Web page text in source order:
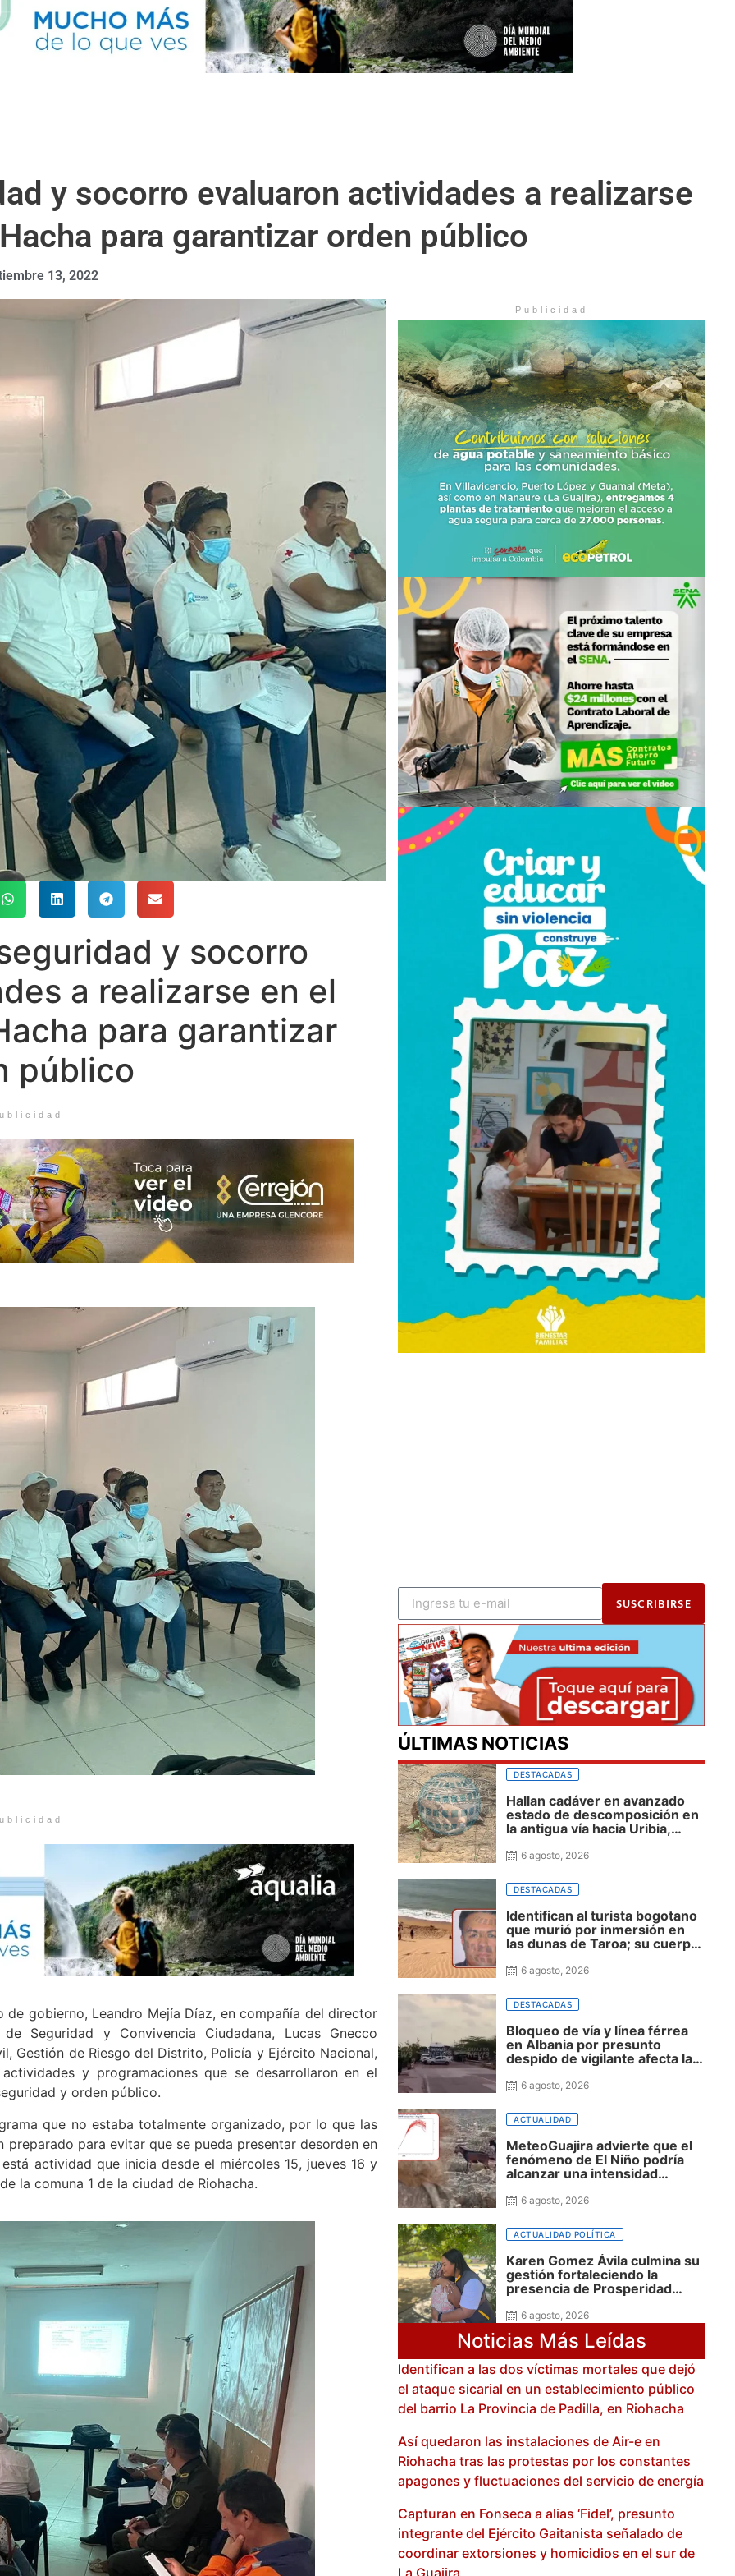
y socorro evaluaron actividades a realizarse
para garantizar orden público
13, 2022
y socorro
a realizarse en el
para garantizar
público
gobierno, Leandro Mejía Díaz, en compañía del director
Seguridad y Convivencia Ciudadana, Lucas Gnecco
Gestión de Riesgo del Distrito, Policía y Ejército Nacional,
y programaciones que se desarrollaron en el
y orden público.
que no estaba totalmente organizado, por lo que las
para evitar que se pueda presentar desorden en
actividad que inicia desde el miércoles 15, jueves 16 y
la comuna 1 de la ciudad de Riohacha.
Publicidad
SUSCRIBIRSE
ÚLTIMAS NOTICIAS
DESTACADAS
Hallan cadáver en avanzado
estado de descomposición en
la antigua vía hacia Uribia,
6 agosto, 2026
DESTACADAS
Identifican al turista bogotano
que murió por inmersión en
las dunas de Taroa; su cuerpo
espera de ser trasladado
6 agosto, 2026
DESTACADAS
Bloqueo de vía y línea férrea
en Albania por presunto
despido de vigilante afecta la
Manaure y la Alta Guajira
6 agosto, 2026
ACTUALIDAD
MeteoGuajira advierte que el
fenómeno de El Niño podría
alcanzar una intensidad
hasta 2027
6 agosto, 2026
ACTUALIDAD POLÍTICA
Karen Gomez Ávila culmina su
gestión fortaleciendo la
presencia de Prosperidad
6 agosto, 2026
Noticias Más Leídas
Identifican a las dos víctimas mortales que dejó
el ataque sicarial en un establecimiento público
del barrio La Provincia de Padilla, en Riohacha
Así quedaron las instalaciones de Air-e en
Riohacha tras las protestas por los constantes
apagones y fluctuaciones del servicio de energía
Capturan en Fonseca a alias ‘Fidel’, presunto
integrante del Ejército Gaitanista señalado de
coordinar extorsiones y homicidios en el sur de